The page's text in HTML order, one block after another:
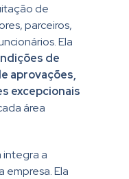
de
parceiros,
Ela
de
aprovações,
excepcionais
área
integra a
empresa. Ela